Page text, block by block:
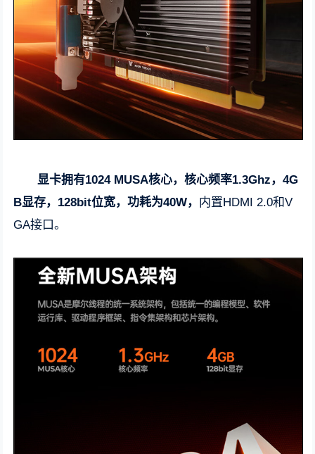
显卡拥有1024 MUSA核心，核心频率1.3Ghz，4G
B显存，128bit位宽，功耗为40W， 内置HDMI 2.0和V
GA接口。